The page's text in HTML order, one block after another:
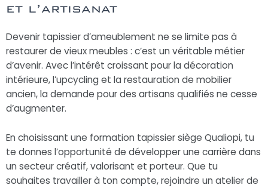
et l’artisanat
Devenir tapissier d’ameublement ne se limite pas à
restaurer de vieux meubles : c’est un véritable métier
d’avenir. Avec l’intérêt croissant pour la décoration
intérieure, l’upcycling et la restauration de mobilier
ancien, la demande pour des artisans qualifiés ne cesse
d’augmenter.
En choisissant une formation tapissier siège Qualiopi, tu
te donnes l’opportunité de développer une carrière dans
un secteur créatif, valorisant et porteur. Que tu
souhaites travailler à ton compte, rejoindre un atelier de